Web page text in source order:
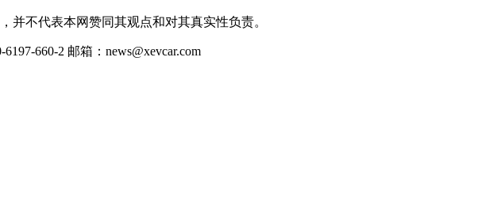
并不代表本网赞同其观点和对其真实性负责。
660-2 邮箱：news@xevcar.com